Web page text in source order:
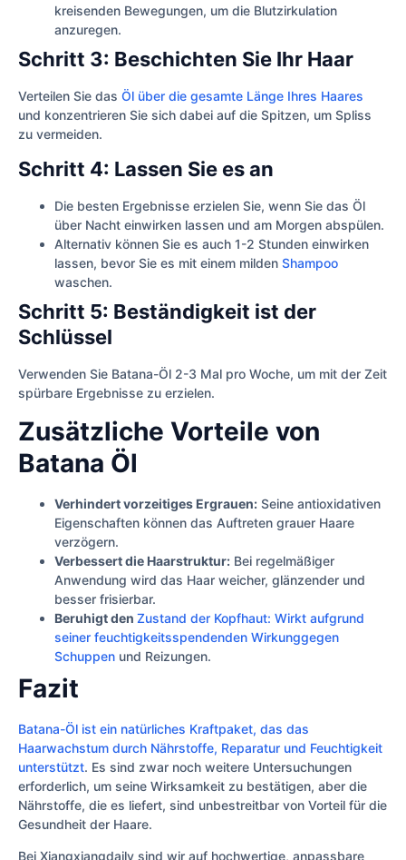
kreisenden Bewegungen, um die Blutzirkulation
anzuregen.
Schritt 3: Beschichten Sie Ihr Haar
Verteilen Sie das Öl über die gesamte Länge Ihres Haares
und konzentrieren Sie sich dabei auf die Spitzen, um Spliss
zu vermeiden.
Schritt 4: Lassen Sie es an
Die besten Ergebnisse erzielen Sie, wenn Sie das Öl
über Nacht einwirken lassen und am Morgen abspülen.
Alternativ können Sie es auch 1-2 Stunden einwirken
lassen, bevor Sie es mit einem milden Shampoo
waschen.
Schritt 5: Beständigkeit ist der
Schlüssel
Verwenden Sie Batana-Öl 2-3 Mal pro Woche, um mit der Zeit
spürbare Ergebnisse zu erzielen.
Zusätzliche Vorteile von
Batana Öl
Verhindert vorzeitiges Ergrauen: Seine antioxidativen
Eigenschaften können das Auftreten grauer Haare
verzögern.
Verbessert die Haarstruktur: Bei regelmäßiger
Anwendung wird das Haar weicher, glänzender und
besser frisierbar.
Beruhigt den Zustand der Kopfhaut: Wirkt aufgrund
seiner feuchtigkeitsspendenden Wirkunggegen
Schuppen und Reizungen.
Fazit
Batana-Öl ist ein natürliches Kraftpaket, das das
Haarwachstum durch Nährstoffe, Reparatur und Feuchtigkeit
unterstützt. Es sind zwar noch weitere Untersuchungen
erforderlich, um seine Wirksamkeit zu bestätigen, aber die
Nährstoffe, die es liefert, sind unbestreitbar von Vorteil für die
Gesundheit der Haare.
Bei Xiangxiangdaily sind wir auf hochwertige, anpassbare